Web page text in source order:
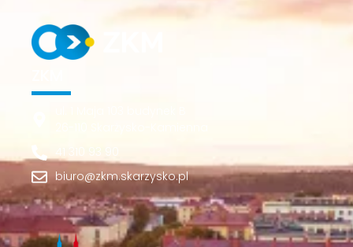
41 310 93 90
biuro@zkm.skarzysko.pl